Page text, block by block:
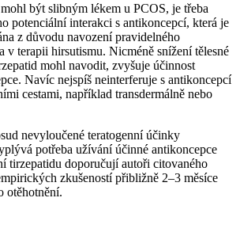
být slibným lékem u PCOS, je třeba
potenciální interakci s antikoncepcí, která je
z důvodu navození pravidelného
v terapii hirsutismu. Nicméně snížení tělesné
mohl navodit, zvyšuje účinnost
Navíc nejspíš neinterferuje s antikoncepcí
cestami, například transdermálně nebo
nevyloučené teratogenní účinky
potřeba užívání účinné antikoncepce
tirzepatidu doporučují autoři citovaného
zkušeností přibližně 2–3 měsíce
otěhotnění.